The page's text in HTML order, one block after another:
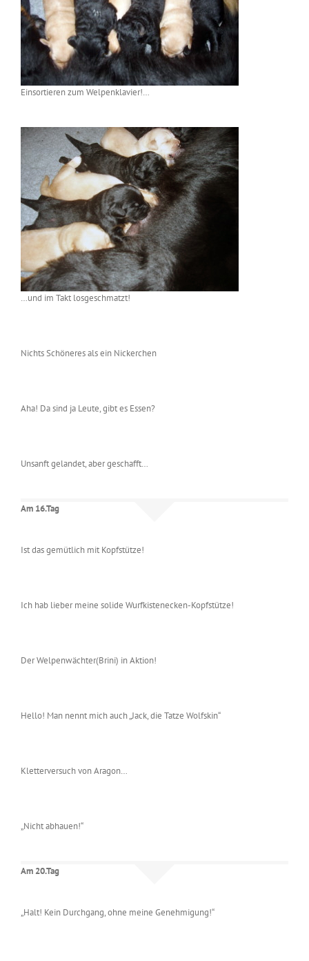
Einsortieren zum Welpenklavier!…
…und im Takt losgeschmatzt!
Nichts Schöneres als ein Nickerchen
Aha! Da sind ja Leute, gibt es Essen?
Unsanft gelandet, aber geschafft…
Am 16.Tag
Ist das gemütlich mit Kopfstütze!
Ich hab lieber meine solide Wurfkistenecken-Kopfstütze!
Der Welpenwächter(Brini) in Aktion!
Hello! Man nennt mich auch „Jack, die Tatze Wolfskin“
Kletterversuch von Aragon…
„Nicht abhauen!“
Am 20.Tag
„Halt! Kein Durchgang, ohne meine Genehmigung!“